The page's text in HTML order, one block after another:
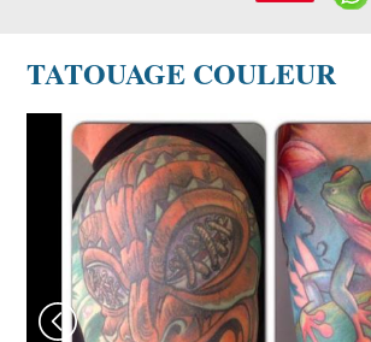
TATOUAGE COULEUR
image-tatouage-couleur-grenouille-tiki.jpg